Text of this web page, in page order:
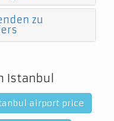
zu
Istanbul
airport price